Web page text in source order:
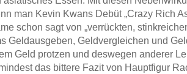
man Kevin Kwans Debüt „Crazy Rich
schon sagt von „verrückten,
Geldausgeben, Geldvergleichen und
Geld protzen und deswegen anderer
das bittere Fazit von Hauptfigur